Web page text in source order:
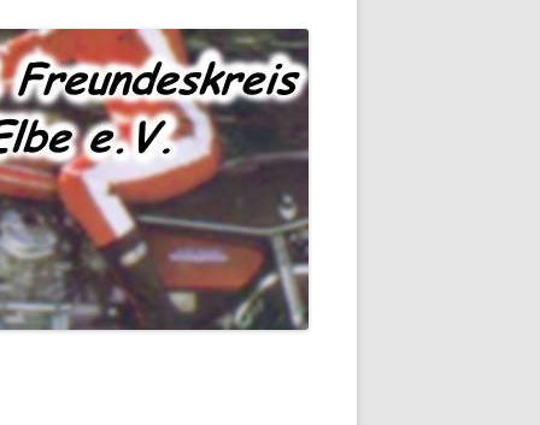
TECHNIK – FAHRWERK
TECHNIK – SONSTIGES